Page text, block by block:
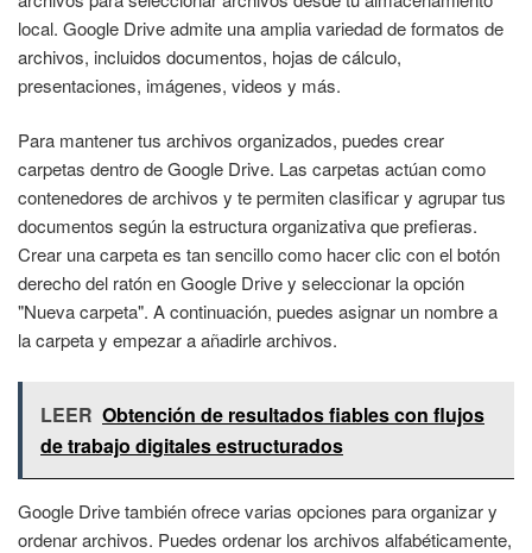
local. Google Drive admite una amplia variedad de formatos de
archivos, incluidos documentos, hojas de cálculo,
presentaciones, imágenes, videos y más.
Para mantener tus archivos organizados, puedes crear
carpetas dentro de Google Drive. Las carpetas actúan como
contenedores de archivos y te permiten clasificar y agrupar tus
documentos según la estructura organizativa que prefieras.
Crear una carpeta es tan sencillo como hacer clic con el botón
derecho del ratón en Google Drive y seleccionar la opción
"Nueva carpeta". A continuación, puedes asignar un nombre a
la carpeta y empezar a añadirle archivos.
LEER Obtención de resultados fiables con flujos
de trabajo digitales estructurados
Google Drive también ofrece varias opciones para organizar y
ordenar archivos. Puedes ordenar los archivos alfabéticamente,